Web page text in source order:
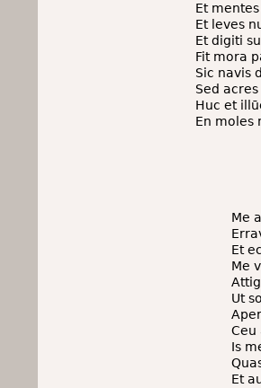
Et
Et leves
Et digiti
Fit mora
Sic navis
Sed
Huc et
En moles
Me
Et
Me
Ut
Ceu
Is
Et